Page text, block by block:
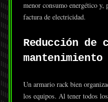
menor consumo energético
factura de electricidad.
Reducción de
mantenimiento
Un armario rack bien
los equipos. Al tener todos